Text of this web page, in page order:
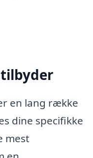
en lang række
dine specifikke
mest